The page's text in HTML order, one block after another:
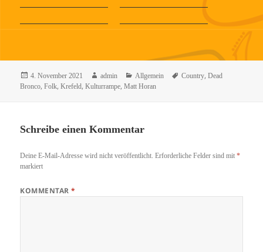
Veröffentlicht
am
4. November 2021 Autor
admin Kategorien
Allgemein Schlagwörter
Country,Dead
Bronco,Folk,Krefeld,Kulturrampe,Matt Horan
Schreibe einen Kommentar
Deine E-Mail-Adresse wird nicht veröffentlicht. Erforderliche Felder sind mit*
markiert
KOMMENTAR*